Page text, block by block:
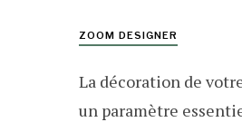
ZOOM DESIGNER
La décoration de
un paramètre